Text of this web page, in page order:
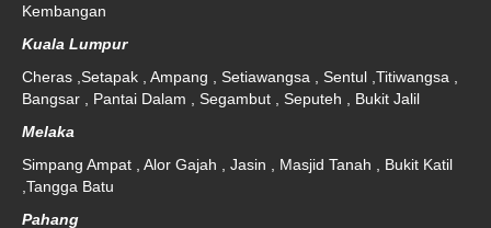
Kembangan
Kuala Lumpur
Cheras ,Setapak , Ampang , Setiawangsa , Sentul ,Titiwangsa ,
Bangsar , Pantai Dalam , Segambut , Seputeh , Bukit Jalil
Melaka
Simpang Ampat , Alor Gajah , Jasin , Masjid Tanah , Bukit Katil
,Tangga Batu
Pahang